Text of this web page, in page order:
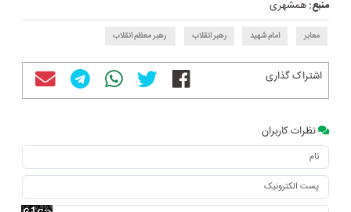
منبع:همشهری
معابر امام شهید رهبر انقلاب رهبر معظم انقلاب
اشتراک گذاری
نظرات کاربران